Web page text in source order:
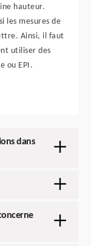
hauteur.
les mesures de
Ainsi, il faut
utiliser des
ou EPI.
dans